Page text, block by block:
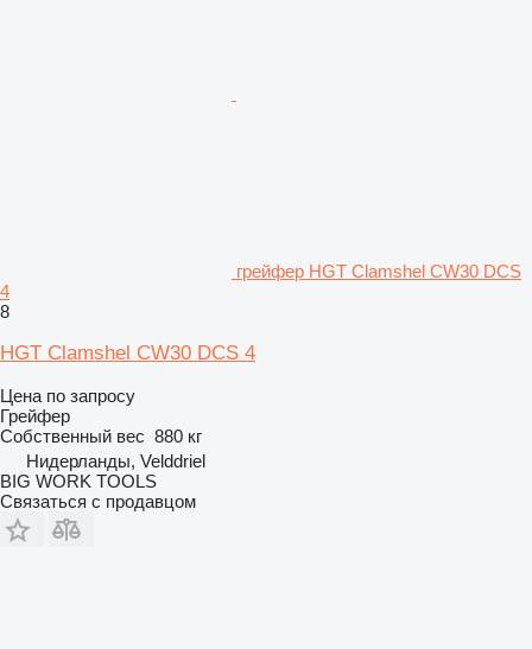
грейфер HGT Clamshel CW30 DCS
4
8
HGT Clamshel CW30 DCS 4
Цена по запросу
Грейфер
Собственный вес 880 кг
Нидерланды, Velddriel
BIG WORK TOOLS
Связаться с продавцом